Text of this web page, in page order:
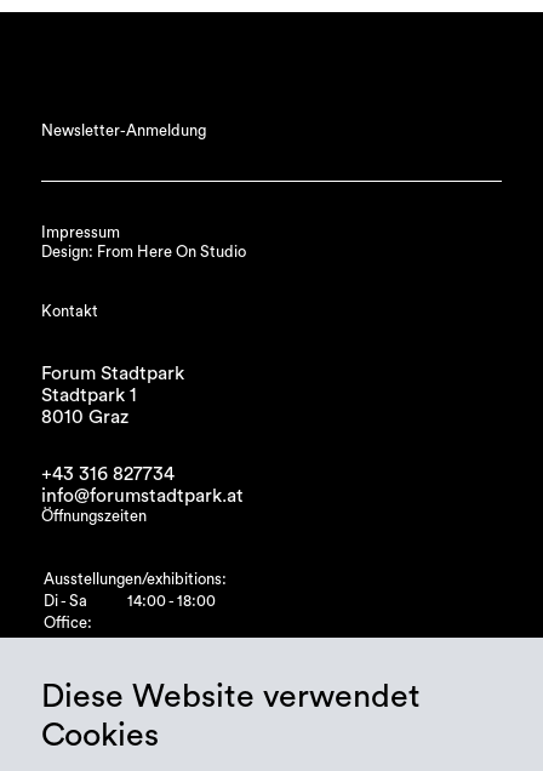
Newsletter-Anmeldung
Impressum
Design: From Here On Studio
Kontakt
Forum Stadtpark
Stadtpark 1
8010 Graz
+43 316 827734
info@forumstadtpark.at
Öffnungszeiten
Ausstellungen/exhibitions:
Di - Sa
14:00 - 18:00
Office:
Diese Website verwendet
Cookies